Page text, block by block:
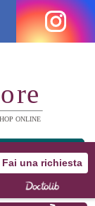
Fai una richiesta